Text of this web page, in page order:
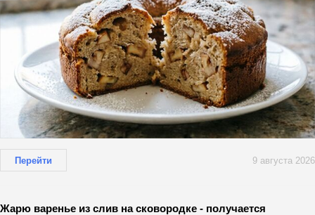
Перейти 9 августа 2026
Жарю варенье из слив на сковородке - получается